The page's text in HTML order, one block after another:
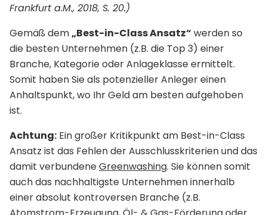
Frankfurt a.M., 2018, S. 20.)
Gemäß dem„Best-in-Class Ansatz“ werden so
die besten Unternehmen (z.B. die Top 3) einer
Branche, Kategorie oder Anlageklasse ermittelt.
Somit haben Sie als potenzieller Anleger einen
Anhaltspunkt, wo Ihr Geld am besten aufgehoben
ist.
Achtung: Ein großer Kritikpunkt am Best-in-Class
Ansatz ist das Fehlen der Ausschlusskriterien und das
damit verbundeneGreenwashing. Sie können somit
auch das nachhaltigste Unternehmen innerhalb
einer absolut kontroversen Branche (z.B.